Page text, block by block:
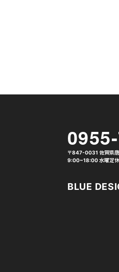
〒847-0031 佐賀県
9:00~18:00 水曜定
BLUE